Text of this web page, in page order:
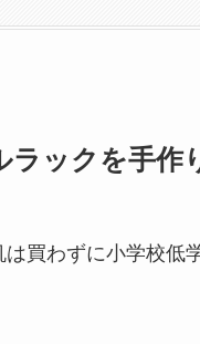
ラックを手作
は買わずに小学校低